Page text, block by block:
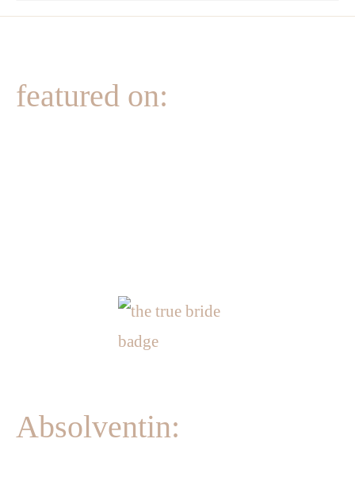
e
featured on:
Absolventin: